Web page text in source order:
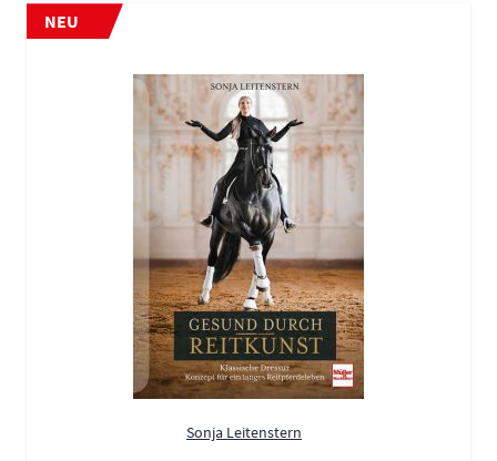
NEU
Sonja Leitenstern